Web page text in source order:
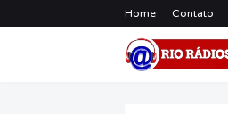
Home Contato